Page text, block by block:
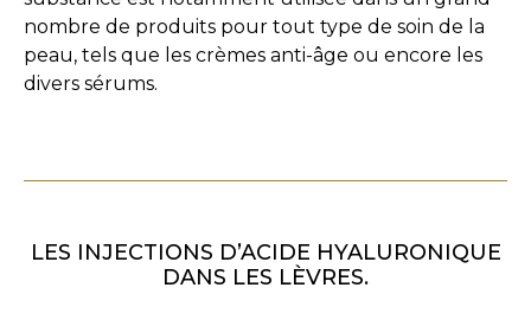
nombre de produits pour tout type de soin de la
peau, tels que les crèmes anti-âge ou encore les
divers sérums.
LES INJECTIONS D’ACIDE HYALURONIQUE
DANS LES LÈVRES.